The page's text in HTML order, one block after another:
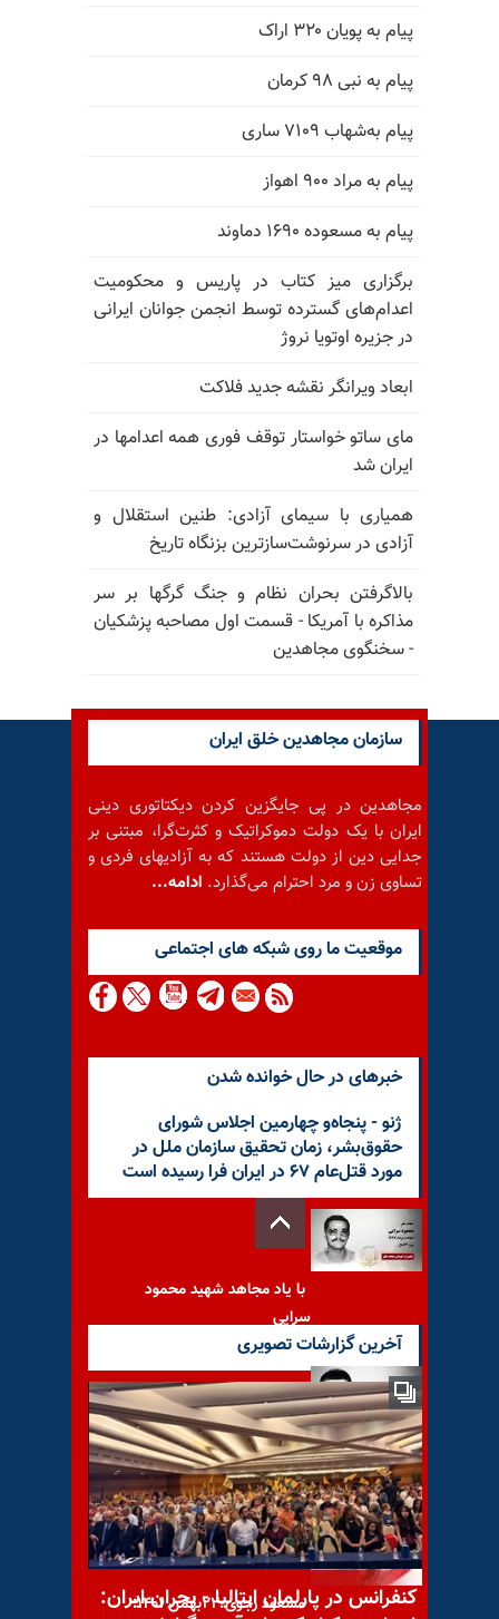
پیام به پویان ۳۲۰ اراک
پیام به نبی ۹۸ کرمان
پیام به‌شهاب ۷۱۰۹ ساری
پیام به مراد ۹۰۰ اهواز
پیام به مسعوده ۱۶۹۰ دماوند
برگزاری میز کتاب در پاریس و محکومیت
اعدام‌های گسترده توسط انجمن جوانان ایرانی
در جزیره اوتویا نروژ
ابعاد ویرانگر نقشه جدید فلاکت
مای ساتو خواستار توقف فوری همه اعدامها در
ایران شد
همیاری با سیمای آزادی: طنین استقلال و
آزادی در سرنوشت‌سازترین بزنگاه تاریخ
بالا‌گرفتن بحران نظام و جنگ گرگها بر سر
مذاکره با آمریکا - قسمت اول مصاحبه پزشکیان
- سخنگوی مجاهدین
سازمان مجاهدین خلق ایران
مجاهدین در پی جایگزین کردن دیکتاتوری دینی
ایران با یک دولت دموکراتیک و کثرت‌گرا، مبتنی بر
جدایی دین از دولت هستند که به آزادیهای فردی و
تساوی زن و مرد احترام می‌گذارد. ادامه...
موقعيت ما روى شبكه هاى اجتماعى
خبرهای در حال خوانده شدن
ژنو - پنجاه‌و چهارمین اجلاس شورای
حقوق‌بشر، زمان تحقیق سازمان ملل در
مورد قتل‌عام ۶۷ در ایران فرا رسیده است
با یاد مجاهد شهید محمود
سرایی
با یاد مجاهد شهید محمود
عسگری زاده
مسعود رجوی-۲۲بهمن ۱۴۰۱:
آخرین گزارشات تصویری
کنفرانس در پارلمان ایتالیا - بحران ایران: